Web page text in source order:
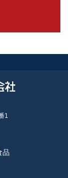
1
品